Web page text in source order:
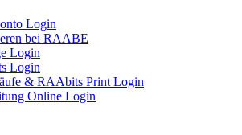
Login
bei RAABE
Login
Login
& RAAbits Print Login
Online Login